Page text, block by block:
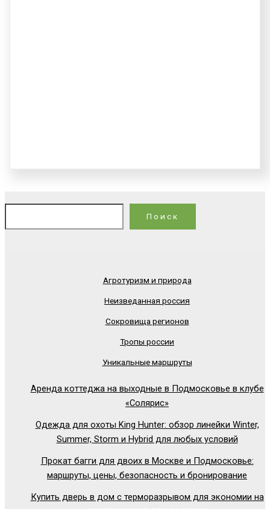
Поиск
Агротуризм и природа
Неизведанная россия
Сокровища регионов
Тропы россии
Уникальные маршруты
Аренда коттеджа на выходные в Подмосковье в клубе
«Солярис»
Одежда для охоты King Hunter: обзор линейки Winter,
Summer, Storm и Hybrid для любых условий
Прокат багги для двоих в Москве и Подмосковье:
маршруты, цены, безопасность и бронирование
Купить дверь в дом с терморазрывом для экономии на